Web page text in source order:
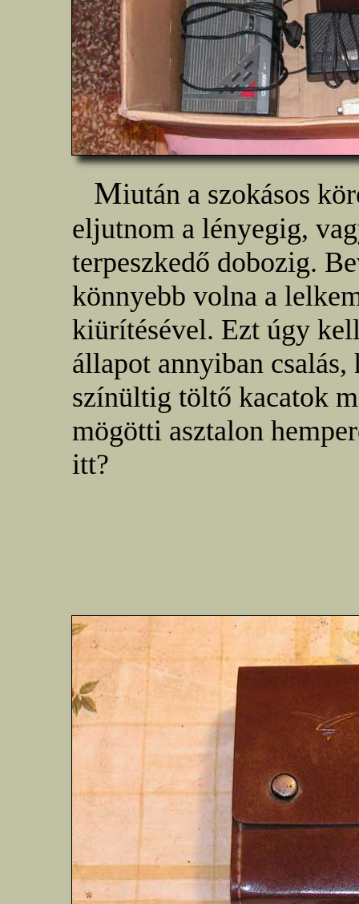
Miután a szokásos
eljutnom a lényegig,
terpeszkedő dobozig.
könnyebb volna a
kiürítésével. Ezt úgy
állapot annyiban
színültig töltő kacatok
mögötti asztalon
itt?